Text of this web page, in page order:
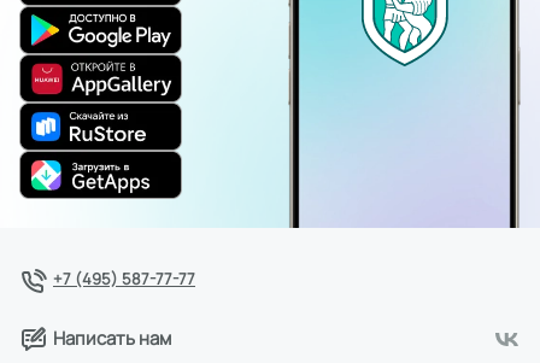
+7 (495) 587-77-77
Написать нам